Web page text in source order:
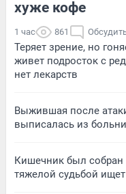
хуже кофе
1 час 861
Теряет зрение, но
живет подросток с
нет лекарств
Выжившая после
выписалась из
Кишечник был собран
тяжелой судьбой